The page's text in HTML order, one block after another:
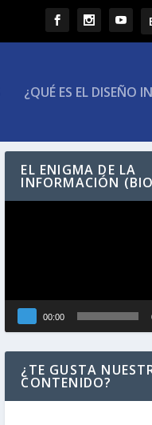
¿QUÉ ES EL DISEÑO
EL ENIGMA DE LA
INFORMACIÓN
00:00
¿TE GUSTA
CONTENIDO?